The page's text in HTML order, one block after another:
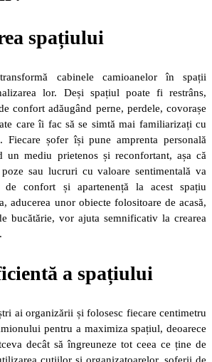
spațiului
cabinele camioanelor în spații
lor. Deși spațiul poate fi restrâns,
confort adăugând perne, perdele, covorașe
care îi fac să se simtă mai familiarizați cu
Fiecare șofer își pune amprenta personală
un mediu prietenos și reconfortant, așa că
poze sau lucruri cu valoare sentimentală va
de confort și apartenență la acest spațiu
aducerea unor obiecte folositoare de acasă,
bucătărie, vor ajuta semnificativ la crearea
a spațiului
ai organizării și folosesc fiecare centimetru
pentru a maximiza spațiul, deoarece
decât să îngreuneze tot ceea ce ține de